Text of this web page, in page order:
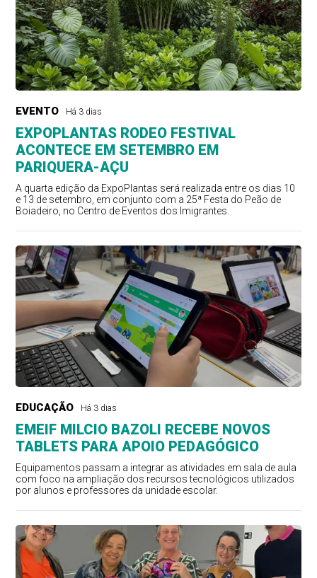
EVENTO Há 3 dias
EXPOPLANTAS RODEO FESTIVAL
ACONTECE EM SETEMBRO EM
PARIQUERA-AÇU
A quarta edição da ExpoPlantas será realizada entre os dias 10
e 13 de setembro, em conjunto com a 25ª Festa do Peão de
Boiadeiro, no Centro de Eventos dos Imigrantes.
EDUCAÇÃO Há 3 dias
EMEIF MILCIO BAZOLI RECEBE NOVOS
TABLETS PARA APOIO PEDAGÓGICO
Equipamentos passam a integrar as atividades em sala de aula
com foco na ampliação dos recursos tecnológicos utilizados
por alunos e professores da unidade escolar.